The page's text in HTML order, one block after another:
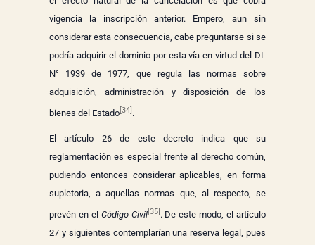
vigencia la inscripción anterior. Empero, aun sin
considerar esta consecuencia, cabe preguntarse si se
podría adquirir el dominio por esta vía en virtud del DL
N° 1939 de 1977, que regula las normas sobre
adquisición, administración y disposición de los
bienes del Estado[34] .
El artículo 26 de este decreto indica que su
reglamentación es especial frente al derecho común,
pudiendo entonces considerar aplicables, en forma
supletoria, a aquellas normas que, al respecto, se
prevén en el Código Civil[35] . De este modo, el artículo
27 y siguientes contemplarían una reserva legal, pues